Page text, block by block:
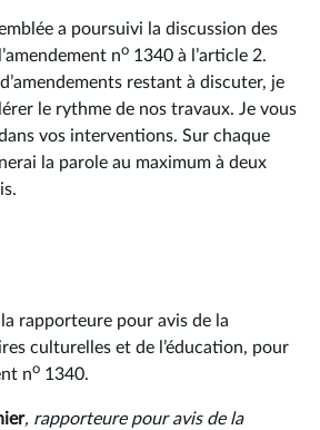
a poursuivi la discussion des
no 1340 à l’article 2.
restant à discuter, je
le rythme de nos travaux. Je vous
vos interventions. Sur chaque
la parole au maximum à deux
rapporteure pour avis de la
culturelles et de l’éducation, pour
no 1340.
, rapporteure pour avis de la